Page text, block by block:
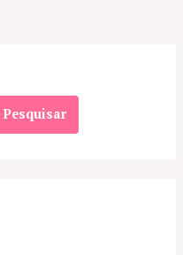
Pesquisar